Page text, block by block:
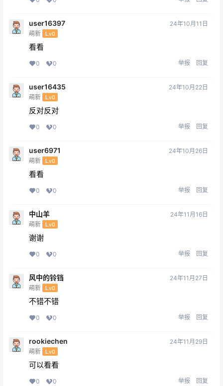
user16397
萌新 Lv0
24年10月11日
看看
0 0 举报 回复
user16435
萌新 Lv0
24年10月22日
反对反对
0 0 举报 回复
user6971
萌新 Lv0
24年10月26日
看看
0 0 举报 回复
中山羊
萌新 Lv0
24年11月16日
谢谢
0 0 举报 回复
风中的铃铛
萌新 Lv0
24年11月27日
不错不错
0 0 举报 回复
rookiechen
萌新 Lv0
24年11月29日
可以看看
0 0 举报 回复